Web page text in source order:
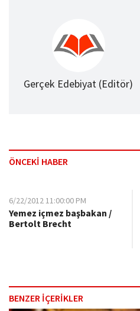
Gerçek Edebiyat (Editör)
ÖNCEKİ HABER
6/22/2012 11:00:00 PM
Yemez içmez başbakan /
Bertolt Brecht
BENZER İÇERİKLER